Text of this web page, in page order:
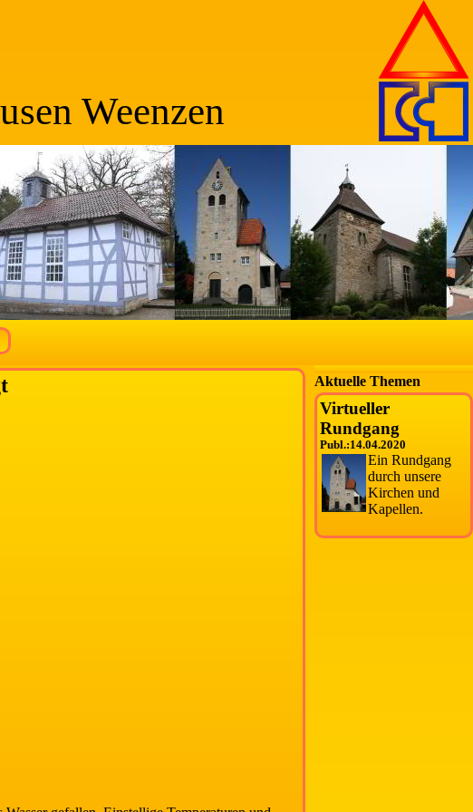
Weenzen
Aktuelle Themen
Virtueller
Rundgang
Publ.:14.04.2020
Ein Rundgang
durch unsere
Kirchen und
Kapellen.